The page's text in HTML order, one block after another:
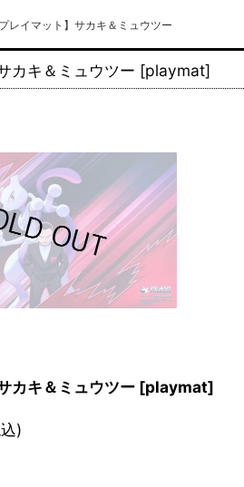
プレイマット】サカキ＆ミュウツー
カキ＆ミュウツー [playmat]
カキ＆ミュウツー [playmat]
)